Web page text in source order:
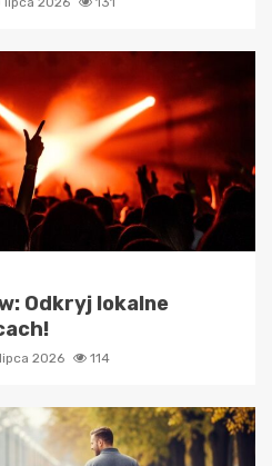
Odkryj lokalne
2026 114